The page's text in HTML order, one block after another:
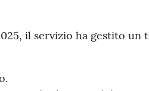
il servizio ha gestito un